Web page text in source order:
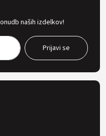
naših izdelkov!